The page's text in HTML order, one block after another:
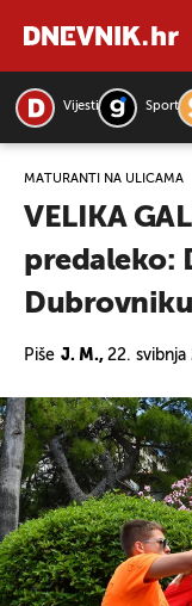
Vijesti Sport
MATURANTI NA ULICAMA
VELIKA
predaleko:
Dubrovniku
Piše J. M., 22. svibnja
PRETRAŽITE VIJESTI